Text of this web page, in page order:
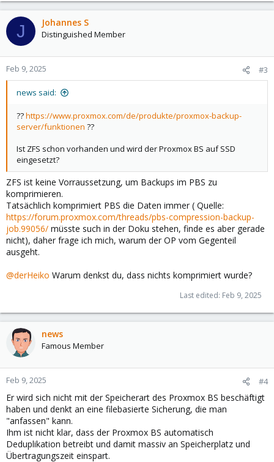
a
c
t
o
n
J Johannes S
Distinguished Member
Feb 9, 2025 #3
news said:
??https://www.proxmox.com/de/produkte/proxmox-backup-
server/funktionen ??
Ist ZFS schon vorhanden und wird der Proxmox BS auf SSD
eingesetzt?
ZFS ist keine Vorraussetzung, um Backups im PBS zu
komprimieren.
Tatsächlich komprimiert PBS die Daten immer ( Quelle:
https://forum.proxmox.com/threads/pbs-compression-backup-
job.99056/ müsste such in der Doku stehen, finde es aber gerade
nicht), daher frage ich mich, warum der OP vom Gegenteil
ausgeht.
@derHeiko Warum denkst du, dass nichts komprimiert wurde?
Last edited: Feb 9, 2025
news
Famous Member
Feb 9, 2025 #4
Er wird sich nicht mit der Speicherart des Proxmox BS beschäftigt
haben und denkt an eine filebasierte Sicherung, die man
"anfassen" kann.
Ihm ist nicht klar, dass der Proxmox BS automatisch
Deduplikation betreibt und damit massiv an Speicherplatz und
Übertragungszeit einspart.